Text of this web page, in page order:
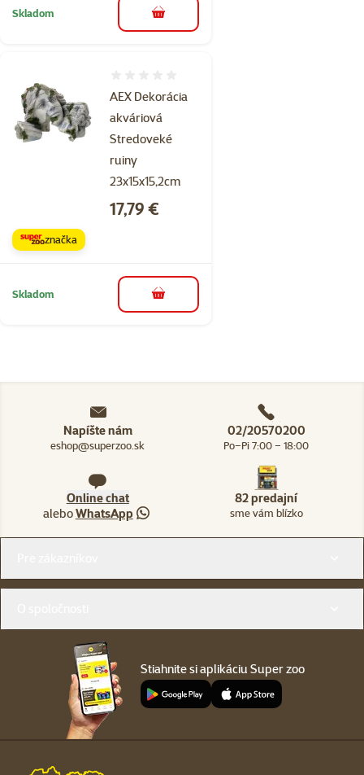
Skladom do košíka
AEX Dekorácia
akváriová
Stredoveké
ruiny
23x15x15,2cm
Cena
17,79 €
značka
Skladom do košíka
Napíšte nám
eshop@superzoo.sk
02/20570200
Po–Pi 7:00 – 18:00
Online chat
aleboWhatsApp
82 predajní
sme vám blízko
Stiahnite si aplikáciu Super zoo